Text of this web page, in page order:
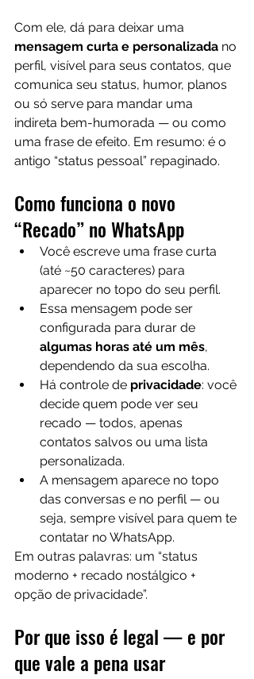
Com ele, dá para deixar uma
mensagem curta e personalizada no
perfil, visível para seus contatos, que
comunica seu status, humor, planos
ou só serve para mandar uma
indireta bem-humorada — ou como
uma frase de efeito. Em resumo: é o
antigo “status pessoal” repaginado.
Como funciona o novo
“Recado” no WhatsApp
Você escreve uma frase curta
(até ~50 caracteres) para
aparecer no topo do seu perfil.
Essa mensagem pode ser
configurada para durar de
algumas horas até um mês,
dependendo da sua escolha.
Há controle de privacidade: você
decide quem pode ver seu
recado — todos, apenas
contatos salvos ou uma lista
personalizada.
A mensagem aparece no topo
das conversas e no perfil — ou
seja, sempre visível para quem te
contatar no WhatsApp.
Em outras palavras: um “status
moderno + recado nostálgico +
opção de privacidade”.
Por que isso é legal — e por
que vale a pena usar